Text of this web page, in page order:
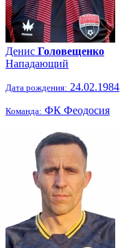
Денис Головещенко
Нападающий
Дата рождения: 24.02.1984
Команда: ФК Феодосия